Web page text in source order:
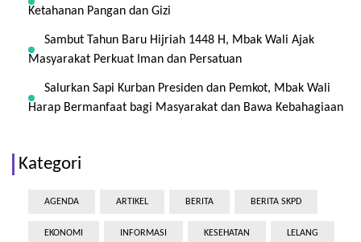
Ketahanan Pangan dan Gizi
Sambut Tahun Baru Hijriah 1448 H, Mbak Wali Ajak
Masyarakat Perkuat Iman dan Persatuan
Salurkan Sapi Kurban Presiden dan Pemkot, Mbak Wali
Harap Bermanfaat bagi Masyarakat dan Bawa Kebahagiaan
Kategori
AGENDA ARTIKEL BERITA BERITA SKPD
EKONOMI INFORMASI KESEHATAN LELANG